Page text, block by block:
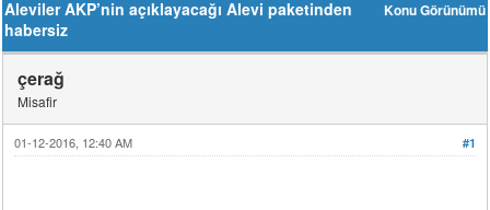
Konu Görünümü
Aleviler AKP’nin açıklayacağı Alevi paketinden
habersiz
çerağ
Misafir
#1
01-12-2016, 12:40 AM